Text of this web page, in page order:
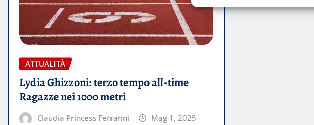
ATTUALITÀ
Lydia Ghizzoni: terzo tempo all-time
Ragazze nei 1000 metri
Claudia Princess Ferrarini
Mag 1, 2025